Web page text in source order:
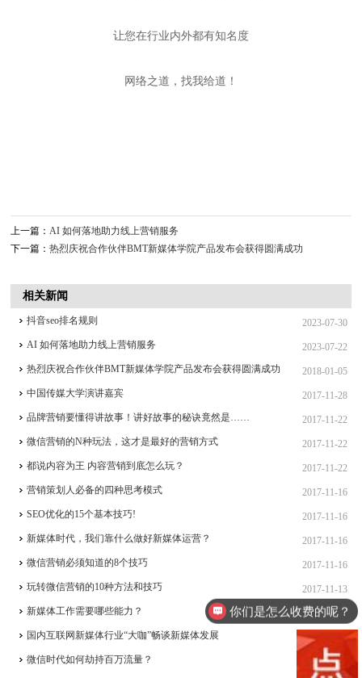
让您在行业内外都有知名度
网络之道，找我给道！
上一篇：AI 如何落地助力线上营销服务
下一篇：热烈庆祝合作伙伴BMT新媒体学院产品发布会获得圆满成功
相关新闻
2023-07-30
抖音seo排名规则
2023-07-22
AI 如何落地助力线上营销服务
2018-01-05
热烈庆祝合作伙伴BMT新媒体学院产品发布会获得圆满成功
2017-11-28
中国传媒大学演讲嘉宾
2017-11-22
品牌营销要懂得讲故事！讲好故事的秘诀竟然是……
2017-11-22
微信营销的N种玩法，这才是最好的营销方式
2017-11-22
都说内容为王 内容营销到底怎么玩？
2017-11-16
营销策划人必备的四种思考模式
2017-11-16
SEO优化的15个基本技巧!
2017-11-16
新媒体时代，我们靠什么做好新媒体运营？
2017-11-16
微信营销必须知道的8个技巧
2017-11-13
玩转微信营销的10种方法和技巧
2017-11-10
新媒体工作需要哪些能力？
2017-11-10
国内互联网新媒体行业“大咖”畅谈新媒体发展
2017-11-09
微信时代如何劫持百万流量？
你们是怎么收费的呢？